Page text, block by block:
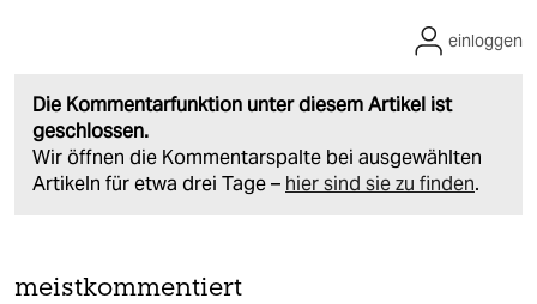
Die Kommentarfunktion unter diesem Artikel ist
geschlossen.
Wir öffnen die Kommentarspalte bei ausgewählten
Artikeln für etwa drei Tage – hier sind sie zu finden.
einloggen
meistkommentiert